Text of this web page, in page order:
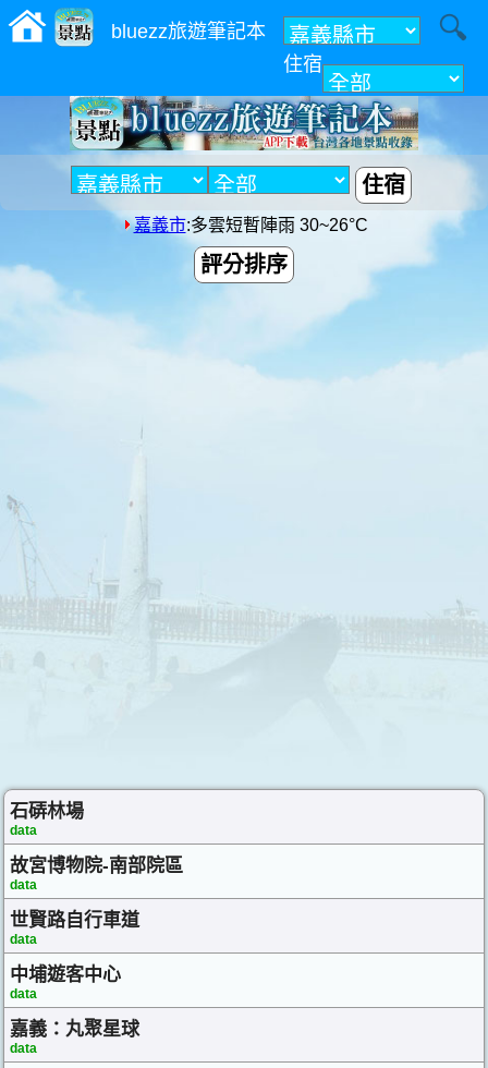
bluezz旅遊筆記本
住宿
附近
住宿
嘉義市:多雲短暫陣雨 30~26°C
評分排序
石硦林場
data
故宮博物院-南部院區
data
世賢路自行車道
data
中埔遊客中心
data
嘉義：丸聚星球
data